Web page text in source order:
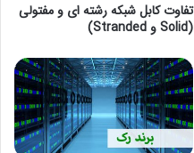
تفاوت کابل شبکه رشته ای و مفتولی
(Solid و Stranded)